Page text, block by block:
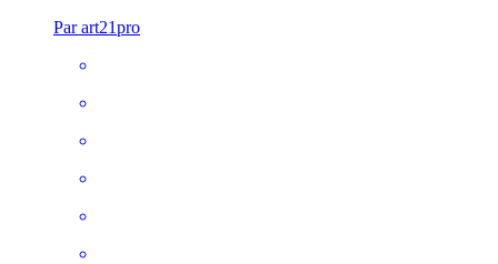
Par art21pro